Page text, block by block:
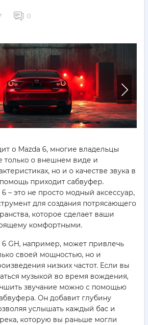
0
о Mazda 6, многие владельцы
только о внешнем виде и
но и о качестве звука в
приходит сабвуфер.
– это не просто модный аксессуар,
для создания потрясающего
которое сделает ваши
комфортными.
GH, например, может привлечь
своей мощностью, но и
низких частот. Если вы
музыкой во время вождения,
звучание можно с помощью
Он добавит глубину
услышать каждый бас и
которую вы раньше могли